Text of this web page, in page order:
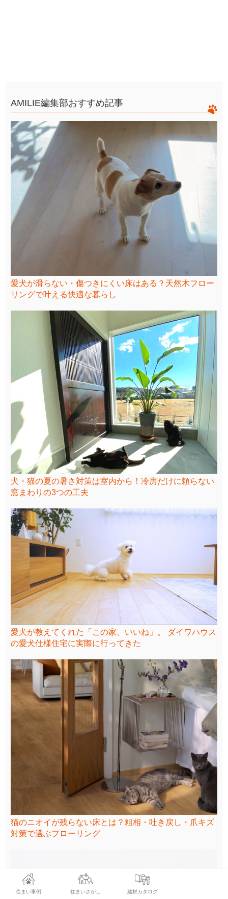
AMILIE編集部おすすめ記事
愛犬が滑らない・傷つきにくい床はある？天然木フロー
リングで叶える快適な暮らし
犬・猫の夏の暑さ対策は室内から！冷房だけに頼らない
窓まわりの3つの工夫
愛犬が教えてくれた「この家、いいね」。 ダイワハウス
の愛犬仕様住宅に実際に行ってきた
猫のニオイが残らない床とは？粗相・吐き戻し・爪キズ
対策で選ぶフローリング
住まい事例 住まいさがし 建材カタログ